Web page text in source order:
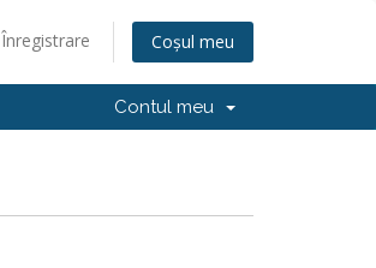
Înregistrare Coșul meu
Contul meu